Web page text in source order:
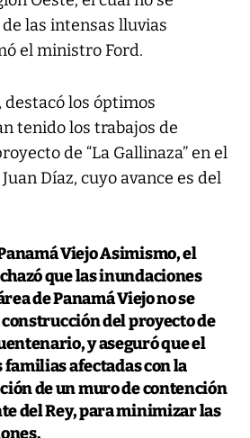
las intensas lluvias
el ministro Ford.
los óptimos
tenido los trabajos de
de “La Gallinaza” en el
Díaz, cuyo avance es del
ViejoAsimismo, el
que las inundaciones
de Panamá Viejo no se
del proyecto de
y aseguró que el
familias afectadas con la
de un muro de contención
del Rey, para minimizar las